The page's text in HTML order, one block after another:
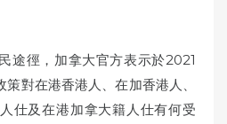
途徑，加拿大官方表示於2021
對在港香港人、在加香港人、
仕及在港加拿大籍人仕有何受